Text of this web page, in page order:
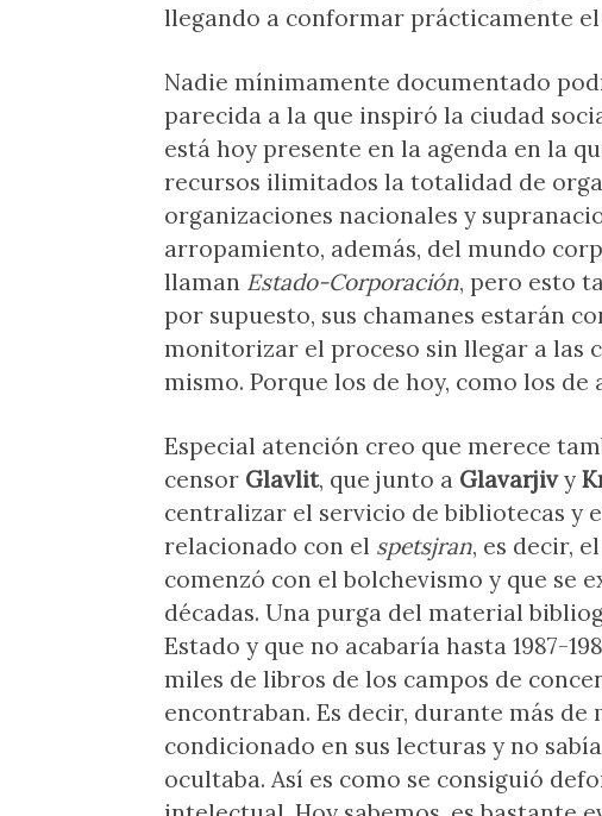
llegando a conformar prácticamente
Nadie mínimamente documentado
parecida a la que inspiró la ciudad
está hoy presente en la agenda en la
recursos ilimitados la totalidad de
organizaciones nacionales y
arropamiento, además, del mundo
llaman Estado-Corporación, pero esto
por supuesto, sus chamanes estarán
monitorizar el proceso sin llegar a las
mismo. Porque los de hoy, como los de
Especial atención creo que merece
censor Glavlit, que junto a Glavarjivy
centralizar el servicio de bibliotecas y
relacionado con el spetsjran, es decir,
comenzó con el bolchevismo y que se
décadas. Una purga del material
Estado y que no acabaría hasta 1987-
miles de libros de los campos de
encontraban. Es decir, durante más
condicionado en sus lecturas y no
ocultaba. Así es como se consiguió